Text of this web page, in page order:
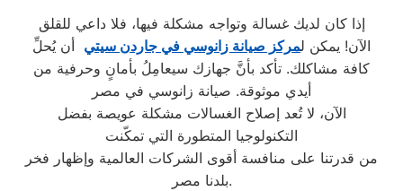
إذا كان لديك غسالة وتواجه مشكلة فيها، فلا داعي للقلق
الآن! يمكن لمركز صيانة زانوسي في جاردن سيتي أن يُحلِّ
كافة مشاكلك. تأكد بأنَّ جهازك سيعامِلُ بأمانٍ وحرفية من
أيدي موثوقة. صيانة زانوسي في مصر
الآن، لا تُعد إصلاح الغسالات مشكلة عويصة بفضل
التكنولوجيا المتطورة التي تمكّنت
من قدرتنا على منافسة أقوى الشركات العالمية وإظهار فخر
بلدنا مصر.